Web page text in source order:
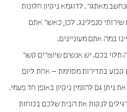
מאתגר. לדוגמא ניקיון חלונות
שירותי סנפלינג. לכן, כאשר אתם
במה אתם מעוניינים.
תלוי בכם. יש אנשים שיוצרים קשר
קבוע בתדירות מסוימת – אחת ליום
ניתן גם להזמין ניקיון באופן חד פעמי.
לנקות את הבית שלכם בכוחות